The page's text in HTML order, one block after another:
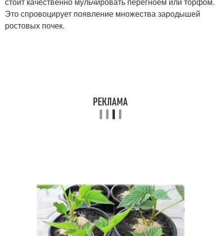
Это спровоцирует появление множества зародышей
ростовых почек.